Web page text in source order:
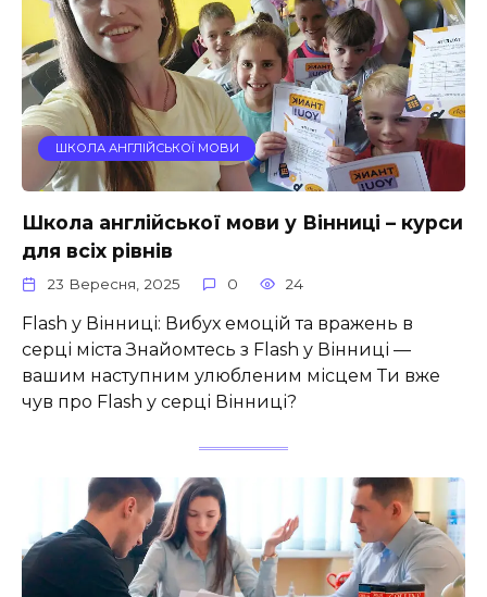
ШКОЛА АНГЛІЙСЬКОЇ МОВИ
Школа англійської мови у Вінниці – курси
для всіх рівнів
23 Вересня, 2025 0 24
Flash у Вінниці: Вибух емоцій та вражень в
серці міста Знайомтесь з Flash у Вінниці —
вашим наступним улюбленим місцем Ти вже
чув про Flash у серці Вінниці?